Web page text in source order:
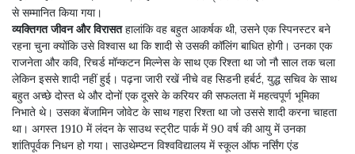
से सम्मानित किया गया।
व्यक्तिगत जीवन और विरासतहालांकि वह बहुत आकर्षक थी, उसने एक स्पिनस्टर बने
रहना चुना क्योंकि उसे विश्वास था कि शादी से उसकी कॉलिंग बाधित होगी। उनका एक
राजनेता और कवि, रिचर्ड मॉन्कटन मिल्नेस के साथ एक रिश्ता था जो नौ साल तक चला
लेकिन इससे शादी नहीं हुई। पढ़ना जारी रखें नीचे वह सिडनी हर्बर्ट, युद्ध सचिव के साथ
बहुत अच्छे दोस्त थे और दोनों एक दूसरे के करियर की सफलता में महत्वपूर्ण भूमिका
निभाते थे। उसका बेंजामिन जोवेट के साथ गहरा रिश्ता था जो उससे शादी करना चाहता
था। अगस्त 1910 में लंदन के साउथ स्ट्रीट पार्क में 90 वर्ष की आयु में उनका
शांतिपूर्वक निधन हो गया। साउथेम्प्टन विश्वविद्यालय में स्कूल ऑफ नर्सिंग एंड